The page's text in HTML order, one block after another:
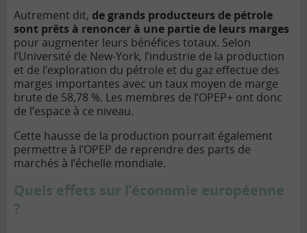
Autrement dit, de grands producteurs de pétrole
sont prêts à renoncer à une partie de leurs marges
pour augmenter leurs bénéfices totaux. Selon
l’Université de New-York, l’industrie de la production
et de l’exploration du pétrole et du gaz effectue des
marges importantes avec un taux moyen de marge
brute de 58,78 %. Les membres de l’OPEP+ ont donc
de l’espace à ce niveau.
Cette hausse de la production pourrait également
permettre à l’OPEP de reprendre des parts de
marchés à l’échelle mondiale.
Quels effets sur l’économie européenne
?